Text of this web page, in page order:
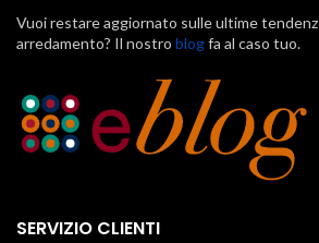
Vuoi restare aggiornato sulle ultime
arredamento? Il nostro blogfa al caso tuo.
SERVIZIO CLIENTI